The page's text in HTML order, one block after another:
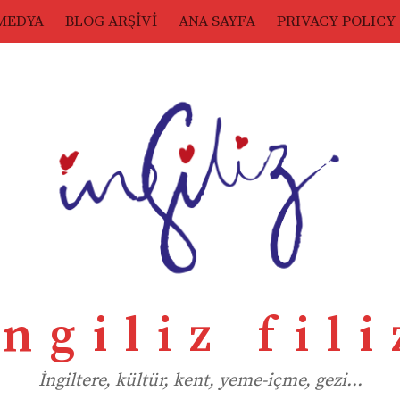
BLOG ARŞİVİ ANA SAYFA PRIVACY POLICY
İngiltere, kültür, kent, yeme-içme, gezi…